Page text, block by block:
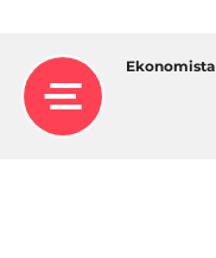
Ekonomista